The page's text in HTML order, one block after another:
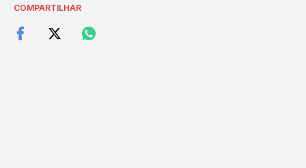
COMPARTILHAR